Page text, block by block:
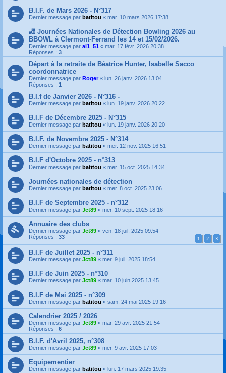
B.I.F. de Mars 2026 - N°317
Dernier message par batitou « mar. 10 mars 2026 17:38
🎳 Journées Nationales de Détection Bowling 2026 au
BBOWL à Clermont-Ferrand les 14 et 15/02/2026.
Dernier message par al1_51 « mar. 17 févr. 2026 20:38
Réponses : 3
Départ à la retraite de Béatrice Hunter, Isabelle Sacco
coordonnatrice
Dernier message par Roger « lun. 26 janv. 2026 13:04
Réponses : 1
B.I.f de Janvier 2026 - N°316 -
Dernier message par batitou « lun. 19 janv. 2026 20:22
B.I.F de Décembre 2025 - N°315
Dernier message par batitou « lun. 19 janv. 2026 20:20
B.I.F. de Novembre 2025 - N°314
Dernier message par batitou « mer. 12 nov. 2025 16:51
B.I.F d'Octobre 2025 - n°313
Dernier message par batitou « mer. 15 oct. 2025 14:34
Journées nationales de détection
Dernier message par batitou « mer. 8 oct. 2025 23:06
B.I.F de Septembre 2025 - n°312
Dernier message par Jct89 « mer. 10 sept. 2025 18:16
Annuaire des clubs
Dernier message par Jct89 « ven. 18 juil. 2025 09:54
Réponses : 33 1 2 3
B.I.F de Juillet 2025 - n°311
Dernier message par Jct89 « mer. 9 juil. 2025 18:54
B.I.F de Juin 2025 - n°310
Dernier message par Jct89 « mar. 10 juin 2025 13:45
B.I.F de Mai 2025 - n°309
Dernier message par batitou « sam. 24 mai 2025 19:16
Calendrier 2025 / 2026
Dernier message par Jct89 « mar. 29 avr. 2025 21:54
Réponses : 6
B.I.F. d'Avril 2025, n°308
Dernier message par Jct89 « mer. 9 avr. 2025 17:03
Equipementier
Dernier message par batitou « lun. 17 mars 2025 19:35